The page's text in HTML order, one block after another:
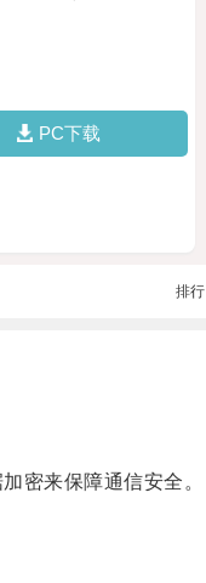
PC下载
排行
密来保障通信安全。